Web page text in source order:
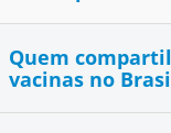
Quem
vacinas no